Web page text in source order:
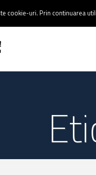
cookie-uri. Prin continuarea